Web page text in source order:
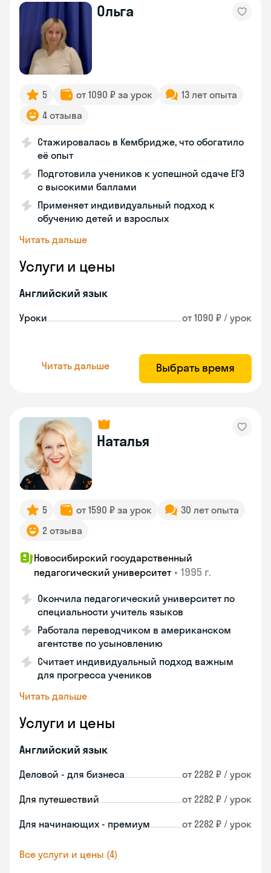
Ольга
5 от 1090 ₽ за урок
13 лет опыта
4 отзыва
Стажировалась в Кембридже, что обогатило
её опыт
Подготовила учеников к успешной сдаче ЕГЭ
с высокими баллами
Применяет индивидуальный подход к
обучению детей и взрослых
Читать дальше
Услуги и цены
Английский язык
Уроки от 1090 ₽ / урок
Читать дальше Выбрать время
Наталья
5 от 1590 ₽ за урок
30 лет опыта
2 отзыва
Новосибирский государственный
педагогический университет • 1995 г.
Окончила педагогический университет по
специальности учитель языков
Работала переводчиком в американском
агентстве по усыновлению
Считает индивидуальный подход важным
для прогресса учеников
Читать дальше
Услуги и цены
Английский язык
Деловой - для бизнеса от 2282 ₽ / урок
Для путешествий от 2282 ₽ / урок
Для начинающих - премиум от 2282 ₽ / урок
Все услуги и цены (4)